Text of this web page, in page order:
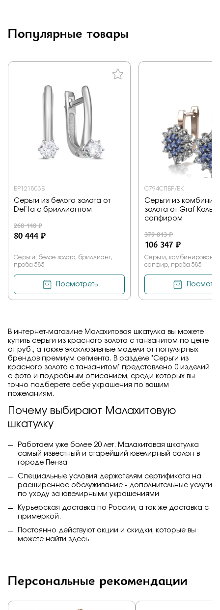
Популярные товары
БР121803Б
Серьги из белого золота от
Del`ta с бриллиантом
268 148 ₽
80 444 ₽
Серьги, белое золото, бриллиант,
проба 585
Посмотреть
С794СПБР/БК
Серьги из
золота от Graf
сапфиром
379 813 ₽
106 347 ₽
Серьги,
сапфир, проба 585
В интернет-магазине Малахитовая шкатулка вы можете
купить серьги из красного золота с танзанитом по цене
от руб., а также эксклюзивные модели от популярных
брендов премиум сегмента. В разделе "Серьги из
красного золота с танзанитом" представлено 0 изделий
с фото и подробным описанием, среди которых вы
точно подберете себе украшения по вашим
пожеланиям.
Почему выбирают Малахитовую
шкатулку
Работаем уже более 20 лет. Малахитовая шкатулка
самый известный и старейший ювелирный салон в
городе Пенза
Специальные условия держателям сертификата на
расширенное обслуживание - дополнительные услуги
по уходу за ювелирными украшениями
Курьерская доставка по России, а так же доставка с
примеркой.
Постоянно действуют акции и скидки, которые вы
можете найти здесь
Персональные рекомендации
Подтверждаю, что я ознакомлен и согласен с условиями
политики конфиденциальности
Отправить